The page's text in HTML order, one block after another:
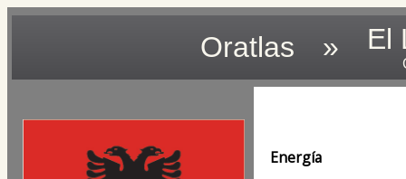
Oratlas » El
Energía